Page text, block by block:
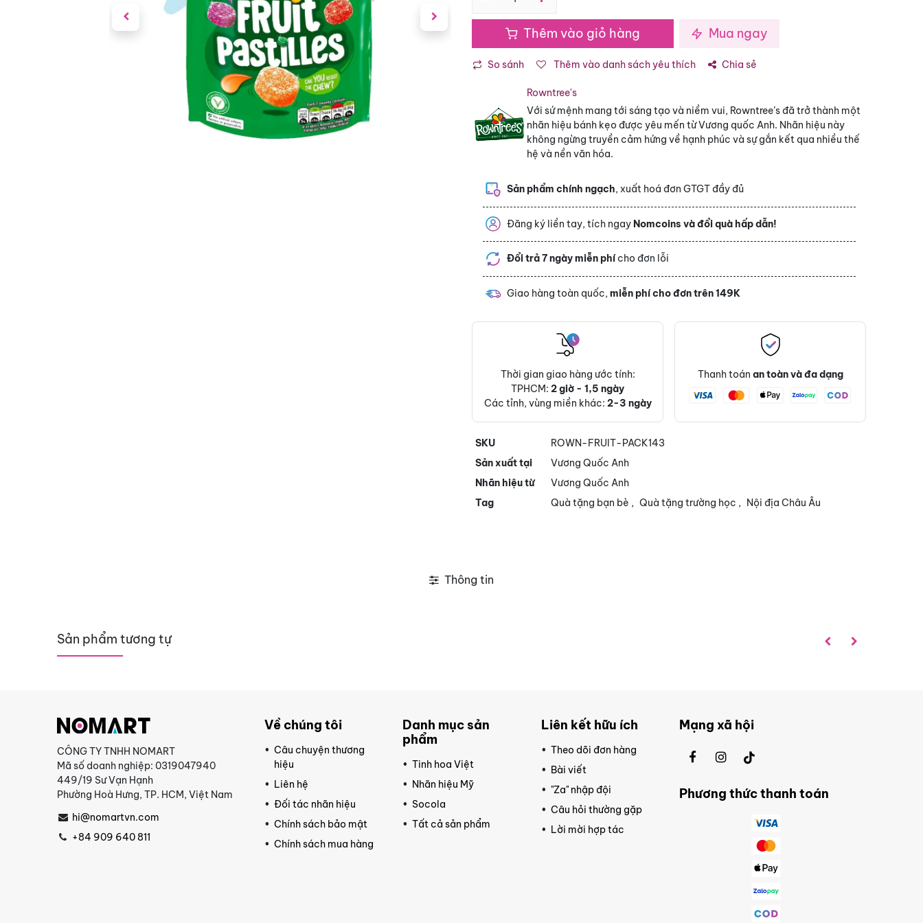
Thêm vào giỏ hàng Mua ngay
So sánh Thêm vào danh sách yêu thích Chia sẻ
Rowntree's
Với sứ mệnh mang tới sáng tạo và niềm vui, Rowntree’s đã trở thành một
nhãn hiệu bánh kẹo được yêu mến từ Vương quốc Anh. Nhãn hiệu này
không ngừng truyền cảm hứng về hạnh phúc và sự gắn kết qua nhiều thế
hệ và nền văn hóa.
Sản phẩm chính ngạch, xuất hoá đơn GTGT đầy đủ
Đăng ký liền tay, tích ngay Nomcoins và đổi quà hấp dẫn!
Đổi trả 7 ngày miễn phícho đơn lỗi
Giao hàng toàn quốc,miễn phí cho đơn trên 149K
Thời gian giao hàng ước tính:
TPHCM:2 giờ - 1,5 ngày
Các tỉnh, vùng miền khác: 2-3 ngày
Thanh toán an toàn và đa dạng
SKU
ROWN-FRUIT-PACK143
Sản xuất tại
Vương Quốc Anh
Nhãn hiệu từ
Vương Quốc Anh
Tag
Quà tặng bạn bè , Quà tặng trường học , Nội địa Châu Âu
Thông tin
Sản phẩm tương tự
CÔNG TY TNHH NOMART
Mã số doanh nghiệp: 0319047940
449/19 Sư Vạn Hạnh
Phường Hoà Hưng, TP. HCM, Việt Nam
hi@nomartvn.com
+84 909 640 811
Về chúng tôi
Câu chuyện thương
hiệu
Liên hệ
Đối tác nhãn hiệu
Chính sách bảo mật
Chính sách mua hàng
Danh mục sản
phẩm
Tinh hoa Việt
Nhãn hiệu Mỹ
Socola
Tất cả sản phẩm
Liên kết hữu ích
Theo dõi đơn hàng
Bài viết
"Za" nhập đội
Câu hỏi thường gặp
Lời mời hợp tác
Mạng xã hội
Phương thức thanh toán